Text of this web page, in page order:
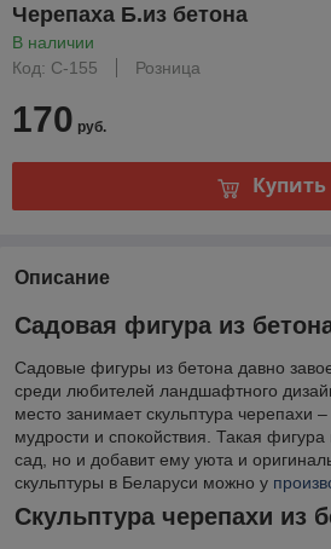
Черепаха Б.из бетона
В наличии
Код: С-155
Розница
170 руб.
Купить
Описание
Садовая фигура из
Садовые фигуры из бетона давно
среди любителей ландшафтного
место занимает скульптура черепахи
мудрости и спокойствия. Такая фигура
сад, но и добавит ему уюта и
скульптуры в Беларуси можно у
Скульптура черепахи из